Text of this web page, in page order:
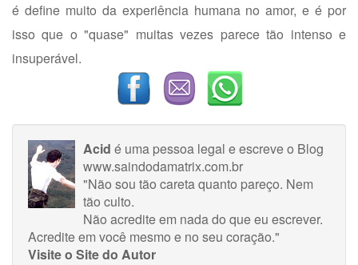
é define muito da experiência humana no amor, e é por
isso que o "quase" muitas vezes parece tão intenso e
insuperável.
Acid é uma pessoa legal e escreve o Blog
www.saindodamatrix.com.br
"Não sou tão careta quanto pareço. Nem
tão culto.
Não acredite em nada do que eu escrever.
Acredite em você mesmo e no seu coração."
Visite o Site do Autor